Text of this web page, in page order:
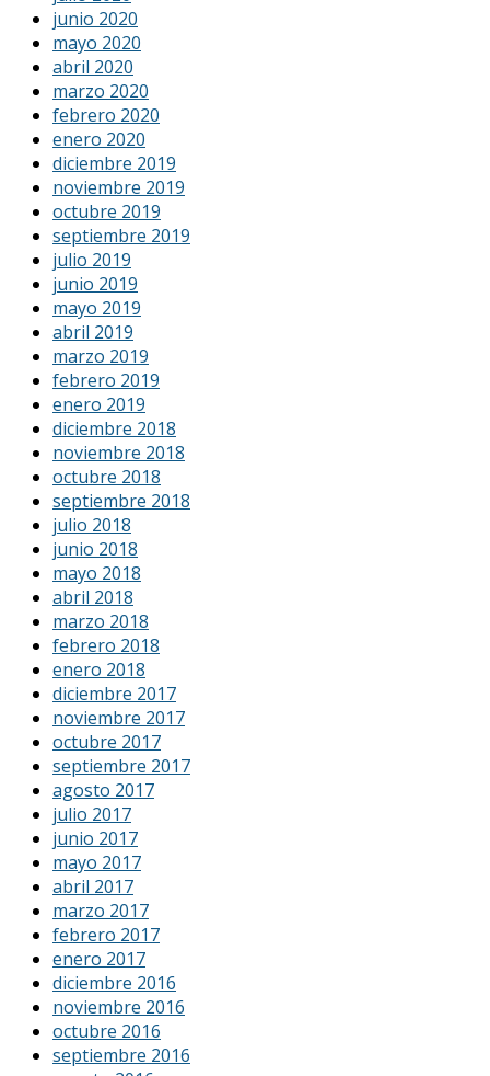
junio 2020
mayo 2020
abril 2020
marzo 2020
febrero 2020
enero 2020
diciembre 2019
noviembre 2019
octubre 2019
septiembre 2019
julio 2019
junio 2019
mayo 2019
abril 2019
marzo 2019
febrero 2019
enero 2019
diciembre 2018
noviembre 2018
octubre 2018
septiembre 2018
julio 2018
junio 2018
mayo 2018
abril 2018
marzo 2018
febrero 2018
enero 2018
diciembre 2017
noviembre 2017
octubre 2017
septiembre 2017
agosto 2017
julio 2017
junio 2017
mayo 2017
abril 2017
marzo 2017
febrero 2017
enero 2017
diciembre 2016
noviembre 2016
octubre 2016
septiembre 2016